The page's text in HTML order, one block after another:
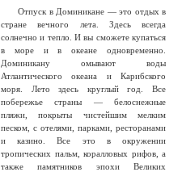
Отпуск в Доминикане — это отдых в
стране вечного лета. Здесь всегда
солнечно и тепло. И вы сможете купаться
в море и в океане одновременно.
Доминикану омывают воды
Атлантического океана и Карибского
моря. Лето здесь круглый год. Все
побережье страны — белоснежные
пляжи, покрыты чистейшим мелким
песком, с отелями, парками, ресторанами
и казино. Все это в окружении
тропических пальм, коралловых рифов, а
также памятников эпохи Великих